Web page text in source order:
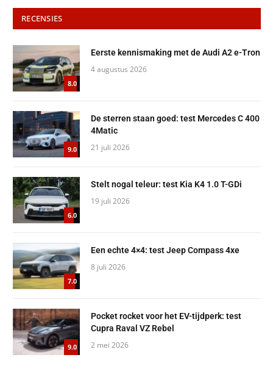
RECENSIES
8.0
Eerste kennismaking met de Audi A2 e-Tron
4 augustus 2026
9.0
De sterren staan goed: test Mercedes C 400
4Matic
21 juli 2026
6.0
Stelt nogal teleur: test Kia K4 1.0 T-GDi
19 juli 2026
7.0
Een echte 4×4: test Jeep Compass 4xe
8 juli 2026
9.0
Pocket rocket voor het EV-tijdperk: test
Cupra Raval VZ Rebel
2 mei 2026